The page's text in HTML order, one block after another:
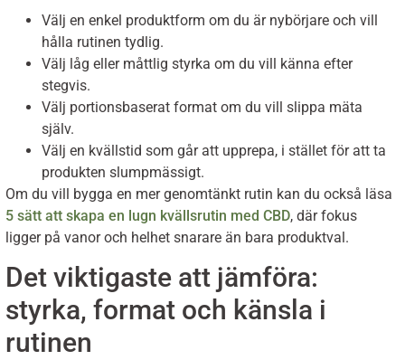
Välj en enkel produktform om du är nybörjare och vill
hålla rutinen tydlig.
Välj låg eller måttlig styrka om du vill känna efter
stegvis.
Välj portionsbaserat format om du vill slippa mäta
själv.
Välj en kvällstid som går att upprepa, i stället för att ta
produkten slumpmässigt.
Om du vill bygga en mer genomtänkt rutin kan du också läsa
5 sätt att skapa en lugn kvällsrutin med CBD, där fokus
ligger på vanor och helhet snarare än bara produktval.
Det viktigaste att jämföra:
styrka, format och känsla i
rutinen